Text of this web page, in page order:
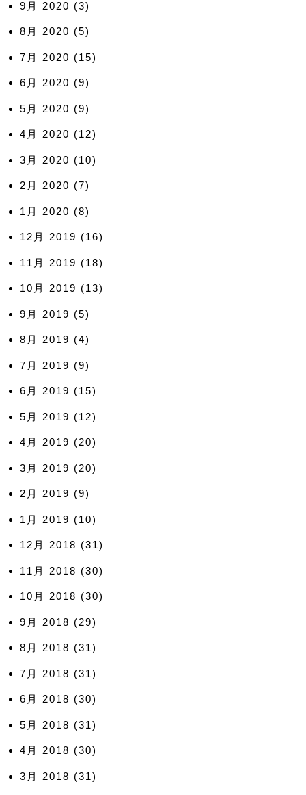
9月 2020 (3)
8月 2020 (5)
7月 2020 (15)
6月 2020 (9)
5月 2020 (9)
4月 2020 (12)
3月 2020 (10)
2月 2020 (7)
1月 2020 (8)
12月 2019 (16)
11月 2019 (18)
10月 2019 (13)
9月 2019 (5)
8月 2019 (4)
7月 2019 (9)
6月 2019 (15)
5月 2019 (12)
4月 2019 (20)
3月 2019 (20)
2月 2019 (9)
1月 2019 (10)
12月 2018 (31)
11月 2018 (30)
10月 2018 (30)
9月 2018 (29)
8月 2018 (31)
7月 2018 (31)
6月 2018 (30)
5月 2018 (31)
4月 2018 (30)
3月 2018 (31)